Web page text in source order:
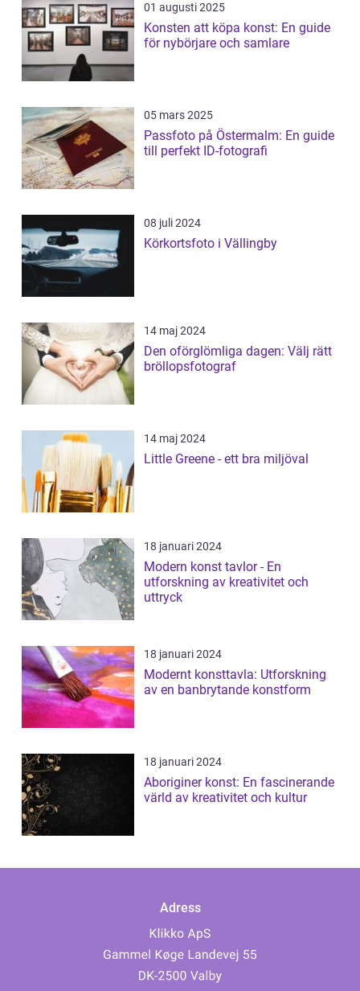
01 augusti 2025
Konsten att köpa konst: En guide
för nybörjare och samlare
05 mars 2025
Passfoto på Östermalm: En guide
till perfekt ID-fotografi
08 juli 2024
Körkortsfoto i Vällingby
14 maj 2024
Den oförglömliga dagen: Välj rätt
bröllopsfotograf
14 maj 2024
Little Greene - ett bra miljöval
18 januari 2024
Modern konst tavlor - En
utforskning av kreativitet och
uttryck
18 januari 2024
Modernt konsttavla: Utforskning
av en banbrytande konstform
18 januari 2024
Aboriginer konst: En fascinerande
värld av kreativitet och kultur
Adress